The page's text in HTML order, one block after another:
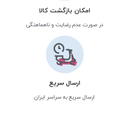
امکان بازگشت کالا
در صورت عدم رضایت و ناهماهنگی
ارسال سریع
ارسال سریع به سراسر ایران